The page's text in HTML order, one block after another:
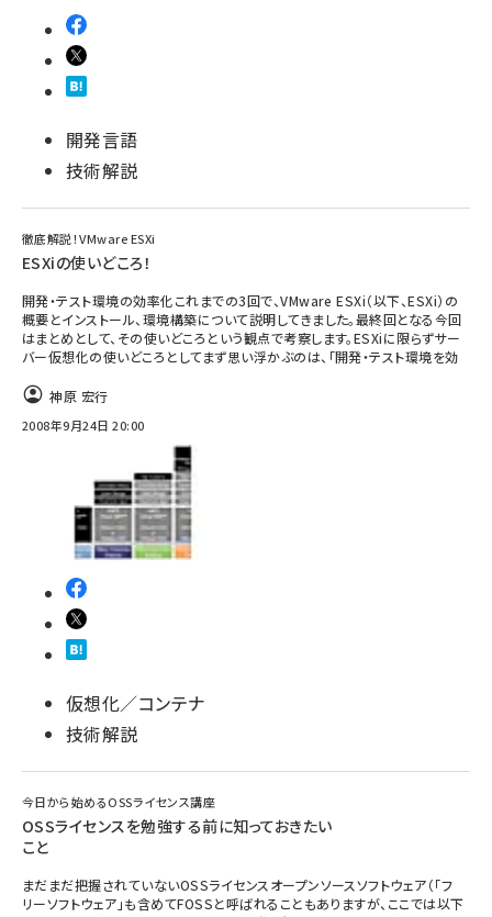
開発言語
技術解説
徹底解説！VMware ESXi
ESXiの使いどころ！
開発・テスト環境の効率化これまでの3回で、VMware ESXi（以下、ESXi）の
概要とインストール、環境構築について説明してきました。最終回となる今回
はまとめとして、その使いどころという観点で考察します。ESXiに限らずサー
バー仮想化の使いどころとしてまず思い浮かぶのは、「開発・テスト環境を効
神原 宏行
2008年9月24日 20:00
仮想化／コンテナ
技術解説
今日から始めるOSSライセンス講座
OSSライセンスを勉強する前に知っておきたい
こと
まだまだ把握されていないOSSライセンスオープンソースソフトウェア（「フ
リーソフトウェア」も含めてFOSSと呼ばれることもありますが、ここでは以下